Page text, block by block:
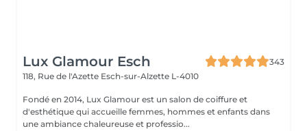
Lux Glamour Esch
343
118, Rue de l'Azette Esch-sur-Alzette L-4010
Fondé en 2014, Lux Glamour est un salon de coiffure et
d'esthétique qui accueille femmes, hommes et enfants dans
une ambiance chaleureuse et professio...